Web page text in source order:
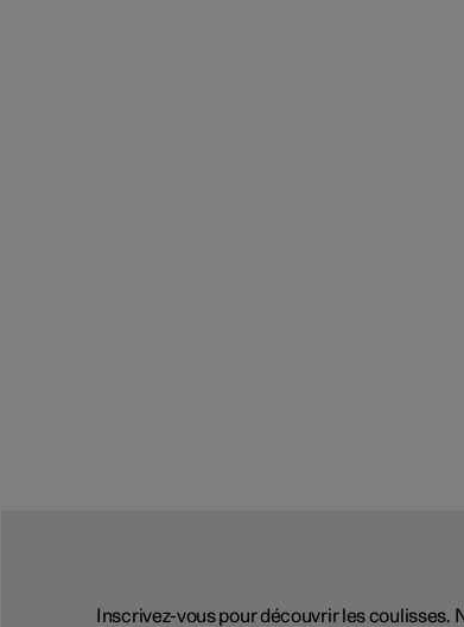
Inscrivez-vous pour découvrir les coulisses.